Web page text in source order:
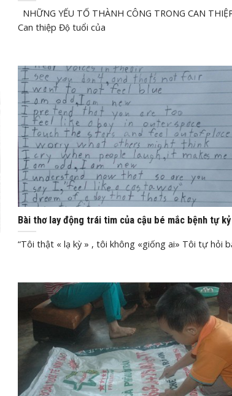
NHỮNG YẾU TỐ THÀNH CÔNG TRONG CAN
Can thiệp Độ tuổi của
Th14, 2020
Bài thơ lay động trái tim của cậu bé mắc bệnh tự kỷ
“Tôi thật « lạ kỳ » , tôi không «giống ai» Tôi tự hỏi